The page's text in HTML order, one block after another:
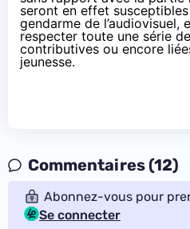
seront en effet susceptibles
gendarme de l’audiovisuel,
respecter toute une série
contributives ou encore
jeunesse.
Commentaires (12)
Abonnez-vous pour
Se connecter